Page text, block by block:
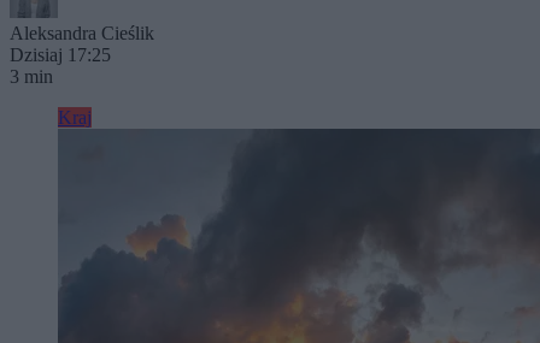
Aleksandra Cieślik
Dzisiaj 17:25
3 min
Kraj